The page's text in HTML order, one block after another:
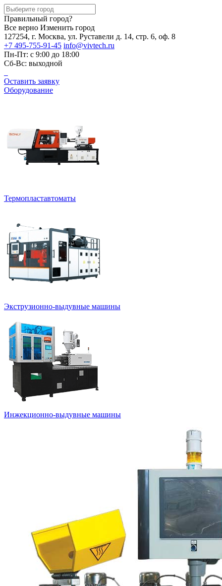
Правильный город?
Все верно Изменить город
127254, г. Москва, ул. Руставели д. 14, стр. 6, оф. 8
+7 495-755-91-45 info@vivtech.ru
Пн-Пт: с 9:00 до 18:00
Сб-Вс: выходной
Оставить заявку
Оборудование
Термопластавтоматы
Экструзионно-выдувные машины
Инжекционно-выдувные машины